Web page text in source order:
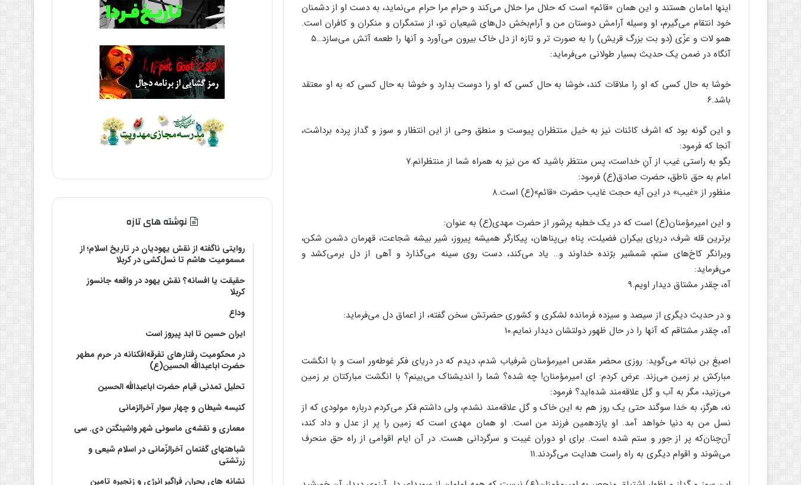
اینها امامان هستند و این همان «قائم» است که حلال مرا حلال می‌کند و حرام مرا حرام می‌نماید، به دست او از دشمنان
خود انتقام می‌گیرم، او وسیله آرامش دوستان من و آرام‌بخش دل‌های شیعیان تو، از ستمگران و منکران و کافران است.
همو لات و عزّی (دو بت بزرگ قریش) را به صورت تر و تازه از دل خاک بیرون می‌آورد و آنها را طعمه آتش می‌سازد…۵
آنگاه در ضمن یک حدیث بسیار طولانی می‌فرماید:
خوشا به حال کسی که او را ملاقات کند، خوشا به حال کسی که او را دوست بدارد و خوشا به حال کسی که به او معتقد
باشد.۶
و این گونه بود که اشرف کائنات نیز به خیل منتظران پیوست و منطق وحی از این انتظار و سوز و گداز پرده برداشت،
آنجا که فرمود:
بگو به راستی غیب از آنِ خداست، پس منتظر باشید که من نیز به همراه شما از منتظرانم.۷
امام به حق ناطق، حضرت صادق(ع) فرمود:
منظور از «غیب» در این آیه حجت غایب حضرت «قائم»(ع) است.۸
و این امیرمؤمنان(ع) است که در یک خطبه پرشور از حضرت مهدی(ع) به عنوان:
برترین قله شرف، دریای بیکران فضیلت، پناه بی‌پناهان، پیکارگر همیشه پیروز، شیر بیشه شجاعت، قهرمان دشمن شکن،
ویرانگر کاخ‌های ستم، شمشیر برّنده خداوند و… یاد می‌کند، دست روی سینه می‌گذارد و آهی از دل برمی‌کشد و
می‌فرماید:
آه، چقدر مشتاق دیدار اویم.۹
و در حدیث دیگری از سیصد و سیزده فرمانده لشکری و کشوری حضرتش سخن گفته، از اعماق دل می‌فرماید:
آه، چقدر مشتاقم که آنها را در حال ظهور دولتشان دیدار نمایم.۱۰
اصبغ بن نباته می‌گوید: روزی محضر مقدس امیرمؤمنان شرفیاب شدم، دیدم که در دریای فکر غوطه‌ور است و با انگشت
مبارکش بر زمین می‌زند. عرض کردم: ای امیرمؤمنان! چه شده؟ شما را اندیشناک می‌بینم؟ با انگشت مبارکتان بر زمین
می‌زنید، مگر به آب و گل علاقه‌مند شده‌اید؟ فرمود:
نه، هرگز، به خدا سوگند حتی یک روز هم به این خاک و گل علاقه‌مند نشدم، ولی داشتم فکر می‌کردم درباره مولودی که از
نسل من به دنیا خواهد آمد. او یازدهمین فرزند من است. او همان مهدی است که زمین را پر از عدل و داد کند،
آن‌چنان‌که پر از جور و ستم شده است. برای او دوران غیبت و سرگردانی هست. در آن ایام اقوامی از راه حق منحرف
می‌شوند و اقوام دیگری به راه راست هدایت می‌گردند.۱۱
نوشته های تازه
روایتی ناگفته از نقش یهودیان در تاریخ اسلام؛ از
مسمومیت هاشم تا نسل‌کشی در کربلا
حقیقت یا افسانه؟‌ نقش یهود در واقعه جانسوز
کربلا
وداع
ایران حسین تا ابد پیروز است
در محکومیت رفتارهای تفرقه‌افکنانه در حرم مطهر
حضرت اباعبدالله الحسین(ع)
تحلیل تمدنی قیام حضرت اباعبدالله الحسین
کنیسه شیطان و چهار سوار آخرالزمانی
معماری و نقشه‌ی ماسونی شهر واشينگتن دی. سی
شباهتهای گفتمان آخر‌الزّمانی در اسلام شیعی و
زرتشتی
نشانه های بحران فراگیر انرژی و زنجیره تامین